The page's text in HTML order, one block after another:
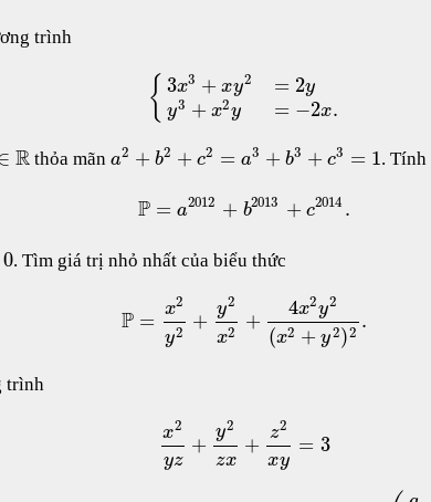
trình
{ 3x3 + xy2
y3 + x2y
= 2y
= −2x.
R thỏa mãna2 + b2 + c2 = a3 + b3 + c3 = 1. Tính
P = a2012 + b2013 + c2014 .
0. Tìm giá trị nhỏ nhất của biểu thức
P = x2
y2 +
y2
x2 +
4x2y2
(x2 + y2)2 .
trình
x2
yz
+
y2
zx
+ z2
xy
= 3